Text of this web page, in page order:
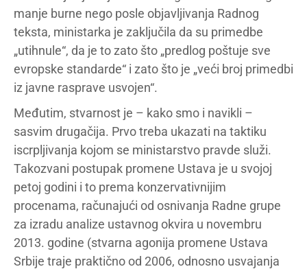
manje burne nego posle objavljivanja Radnog
teksta, ministarka je zaključila da su primedbe
„utihnule“, da je to zato što „predlog poštuje sve
evropske standarde“ i zato što je „veći broj primedbi
iz javne rasprave usvojen“.
Međutim, stvarnost je – kako smo i navikli –
sasvim drugačija. Prvo treba ukazati na taktiku
iscrpljivanja kojom se ministarstvo pravde služi.
Takozvani postupak promene Ustava je u svojoj
petoj godini i to prema konzervativnijim
procenama, računajući od osnivanja Radne grupe
za izradu analize ustavnog okvira u novembru
2013. godine (stvarna agonija promene Ustava
Srbije traje praktično od 2006, odnosno usvajanja